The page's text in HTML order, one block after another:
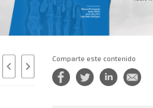
Comparte este contenido